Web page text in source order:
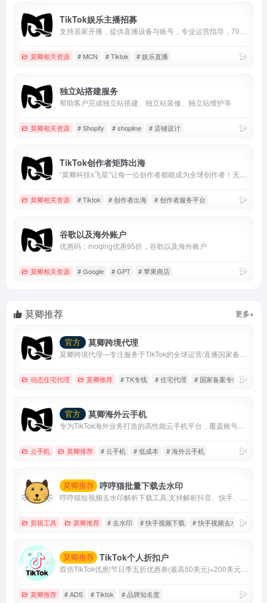
TikTok娱乐主播招募
莫卿相关资源 # MCN # Tiktok # 娱乐直播
独立站搭建服务
帮助客户完成独立站搭建、独立站装修、独立站维护等
莫卿相关资源 # Shopify # shopline # 店铺设计
TikTok创作者矩阵出海
莫卿相关资源 # Tiktok # 创作者出海 # 创作者服务平台
谷歌以及海外账户
优惠码：moqing优惠95折，谷歌以及海外账户
莫卿相关资源 # Google # GPT # 苹果商店
莫卿推荐 更多+
官方 莫卿跨境代理
动态住宅代理 莫卿推荐 # TK专线 # 住宅代理 # 国家备案专线
官方 莫卿海外云手机
云手机 莫卿推荐 # 云手机 # 低成本 # 海外云手机
莫卿推荐 哼哼猫批量下载去水印
剪辑工具 莫卿推荐 # 去水印 # 快手视频下载 # 快手视频去水印
莫卿推荐 TikTok个人折扣户
莫卿推荐 # ADS # Tiktok # 品牌知名度